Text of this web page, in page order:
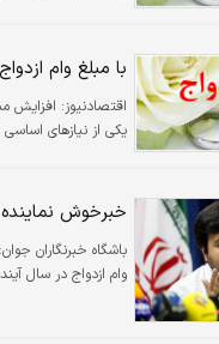
با مبلغ وام
اقتصادنیوز: افزایش
یکی از نیازهای اساسی
خبرخوش نماینده
باشگاه خبرنگاران جوان:
وام ازدواج در سال